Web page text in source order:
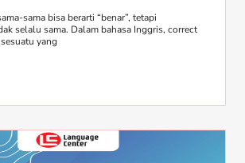
sama bisa berarti “benar”, tetapi
selalu sama. Dalam bahasa Inggris, correct
yang